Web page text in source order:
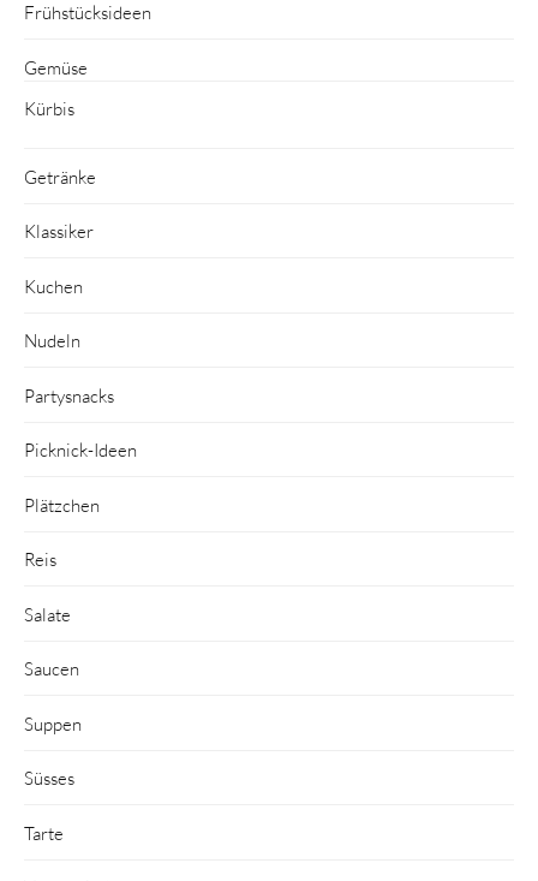
Frühstücksideen
Gemüse
Kürbis
Getränke
Klassiker
Kuchen
Nudeln
Partysnacks
Picknick-Ideen
Plätzchen
Reis
Salate
Saucen
Suppen
Süsses
Tarte